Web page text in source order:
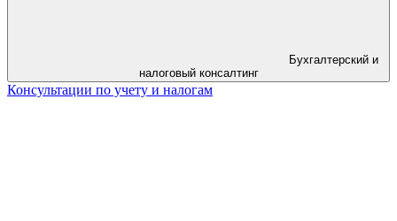
налоговый консалтинг
Консультации по учету и налогам